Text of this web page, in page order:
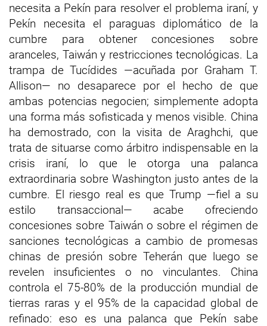
necesita a Pekín para resolver el problema iraní, y
Pekín necesita el paraguas diplomático de la
cumbre para obtener concesiones sobre
aranceles, Taiwán y restricciones tecnológicas. La
trampa de Tucídides —acuñada por Graham T.
Allison— no desaparece por el hecho de que
ambas potencias negocien; simplemente adopta
una forma más sofisticada y menos visible. China
ha demostrado, con la visita de Araghchi, que
trata de situarse como árbitro indispensable en la
crisis iraní, lo que le otorga una palanca
extraordinaria sobre Washington justo antes de la
cumbre. El riesgo real es que Trump —fiel a su
estilo transaccional— acabe ofreciendo
concesiones sobre Taiwán o sobre el régimen de
sanciones tecnológicas a cambio de promesas
chinas de presión sobre Teherán que luego se
revelen insuficientes o no vinculantes. China
controla el 75-80% de la producción mundial de
tierras raras y el 95% de la capacidad global de
refinado: eso es una palanca que Pekín sabe